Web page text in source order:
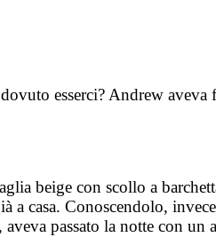
esserci? Andrew
beige con scollo a
a casa. Conoscendolo,
passato la notte con